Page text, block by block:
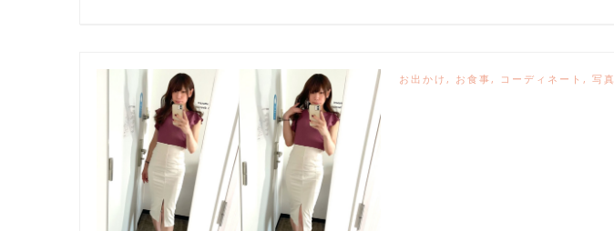
お出かけ, お食事, コーディネート,写真